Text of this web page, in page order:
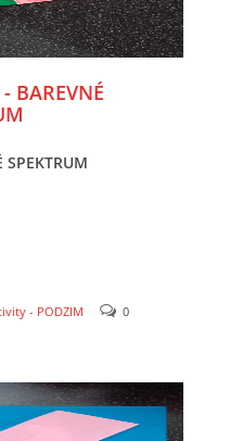
BAREVNÉ
- PODZIM 0